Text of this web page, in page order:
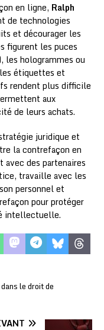
en ligne, Ralph
de technologies
et décourager les
figurent les puces
les hologrammes ou
étiquettes et
rendent plus difficile
aux
de leurs achats.
juridique et
la contrefaçon en
des partenaires
travaille avec les
personnel et
pour protéger
intellectuelle.
le droit de